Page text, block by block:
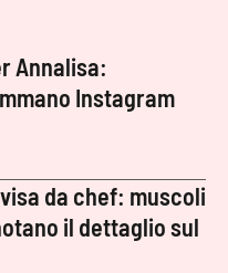
Annalisa:
Instagram
da chef: muscoli
il dettaglio sul